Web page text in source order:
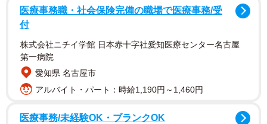
医療事務職・社会保険完備の職場で医療事務/受
付
株式会社ニチイ学館 日本赤十字社愛知医療センター名古屋
第一病院
愛知県 名古屋市
アルバイト・パート：時給1,190円～1,460円
医療事務/未経験OK・ブランクOK